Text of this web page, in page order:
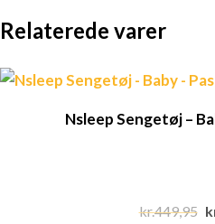
Relaterede varer
Nsleep Sengetøj –
kr.449,95